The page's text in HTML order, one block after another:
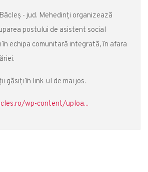
- jud. Mehedinți organizează
postului de asistent social
echipa comunitară integrată, în afara
găsiți în link-ul de mai jos.
wp-content/uploa...